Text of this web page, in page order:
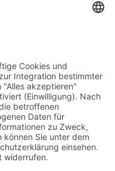
Terminvereinbarungen
erreichen Sie uns